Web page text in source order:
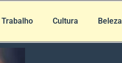
Trabalho Cultura Beleza